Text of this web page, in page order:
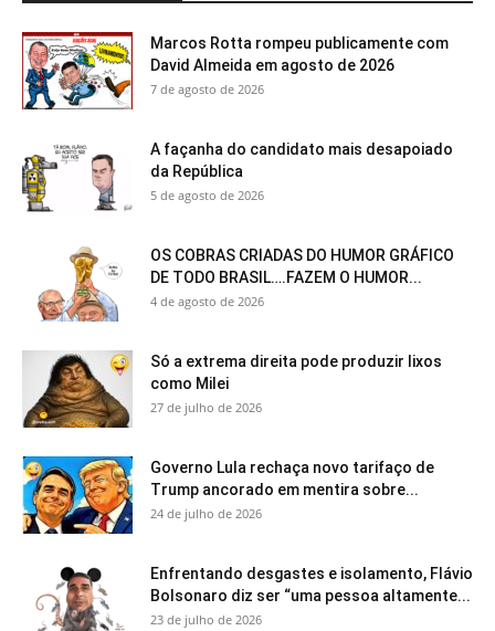
Marcos Rotta rompeu publicamente com
David Almeida em agosto de 2026
7 de agosto de 2026
A façanha do candidato mais desapoiado
da República
5 de agosto de 2026
OS COBRAS CRIADAS DO HUMOR GRÁFICO
DE TODO BRASIL….FAZEM O HUMOR...
4 de agosto de 2026
Só a extrema direita pode produzir lixos
como Milei
27 de julho de 2026
Governo Lula rechaça novo tarifaço de
Trump ancorado em mentira sobre...
24 de julho de 2026
Enfrentando desgastes e isolamento, Flávio
Bolsonaro diz ser “uma pessoa altamente...
23 de julho de 2026